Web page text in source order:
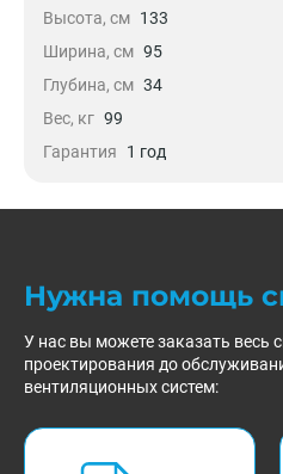
Высота, см 133
Ширина, см 95
Глубина, см 34
Вес, кг 99
Гарантия
1 год
Нужна помощь
У нас вы можете заказать весь
проектирования до
вентиляционных систем: